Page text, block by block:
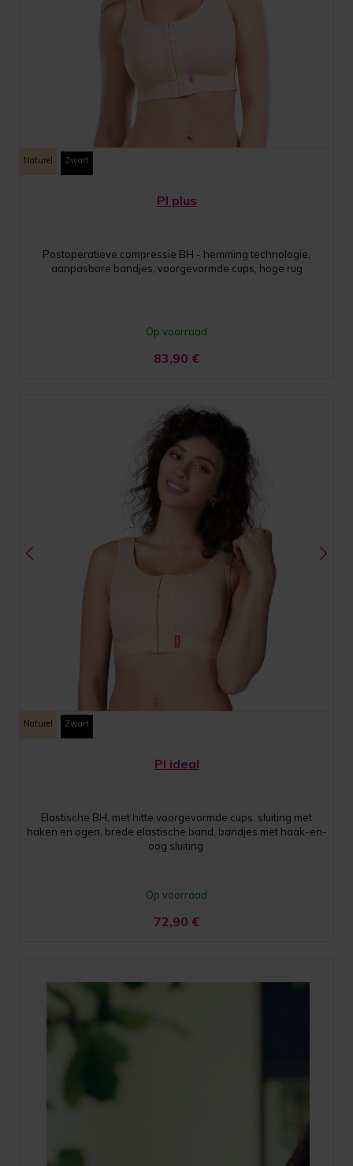
Naturel Zwart
PI plus
Postoperatieve compressie BH - hemming technologie,
aanpasbare bandjes, voorgevormde cups, hoge rug
Op voorraad
83,90 €
Naturel Zwart
PI ideal
Elastische BH, met hitte voorgevormde cups, sluiting met
haken en ogen, brede elastische band, bandjes met haak-en-
oog sluiting
Op voorraad
72,90 €